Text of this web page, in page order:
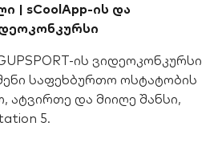
| sCoolApp-ის და
ის ვიდეოკონკურსი
საფეხბურთო ოსტატობის
ატვირთე და მიიღე შანსი,
5.